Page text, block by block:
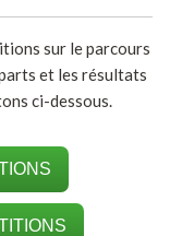
sur le parcours
et les résultats
ci-dessous.